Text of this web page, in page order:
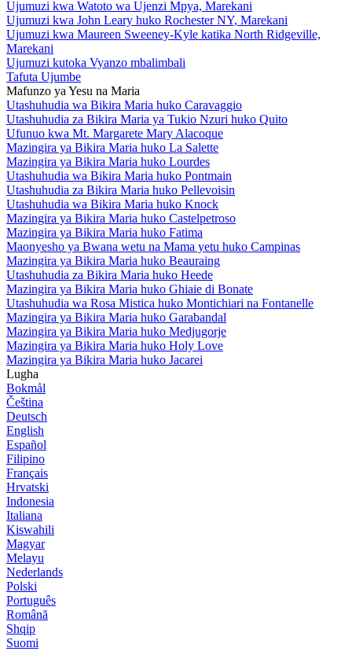
Ujumuzi kwa Watoto wa Ujenzi Mpya, Marekani
Ujumuzi kwa John Leary huko Rochester NY, Marekani
Ujumuzi kwa Maureen Sweeney-Kyle katika North Ridgeville,
Marekani
Ujumuzi kutoka Vyanzo mbalimbali
Tafuta Ujumbe
Mafunzo ya Yesu na Maria
Utashuhudia wa Bikira Maria huko Caravaggio
Utashuhudia za Bikira Maria ya Tukio Nzuri huko Quito
Ufunuo kwa Mt. Margarete Mary Alacoque
Mazingira ya Bikira Maria huko La Salette
Mazingira ya Bikira Maria huko Lourdes
Utashuhudia wa Bikira Maria huko Pontmain
Utashuhudia za Bikira Maria huko Pellevoisin
Utashuhudia wa Bikira Maria huko Knock
Mazingira ya Bikira Maria huko Castelpetroso
Mazingira ya Bikira Maria huko Fatima
Maonyesho ya Bwana wetu na Mama yetu huko Campinas
Mazingira ya Bikira Maria huko Beauraing
Utashuhudia za Bikira Maria huko Heede
Mazingira ya Bikira Maria huko Ghiaie di Bonate
Utashuhudia wa Rosa Mistica huko Montichiari na Fontanelle
Mazingira ya Bikira Maria huko Garabandal
Mazingira ya Bikira Maria huko Medjugorje
Mazingira ya Bikira Maria huko Holy Love
Mazingira ya Bikira Maria huko Jacarei
Lugha
Bokmål
Čeština
Deutsch
English
Español
Filipino
Français
Hrvatski
Indonesia
Italiana
Kiswahili
Magyar
Melayu
Nederlands
Polski
Português
Română
Shqip
Suomi